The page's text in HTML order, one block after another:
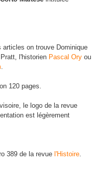
on trouve Dominique
l'historien Pascal Ory ou
.
120 pages.
le logo de la revue
est légèrement
389 de la revue l'Histoire.